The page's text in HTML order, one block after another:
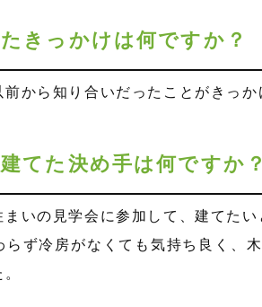
きっかけは何ですか？
から知り合いだったことがきっか
てた決め手は何ですか？
いの見学会に参加して、建てたい
らず冷房がなくても気持ち良く、